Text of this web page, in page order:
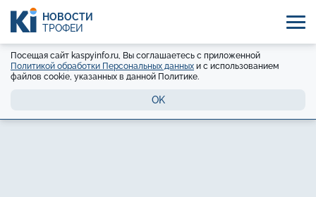
НОВОСТИ
ТРОФЕЙ
Посещая сайт kaspyinfo.ru, Вы соглашаетесь с приложенной
Политикой обработки Персональных данных и с использованием
файлов cookie, указанных в данной Политике.
OK